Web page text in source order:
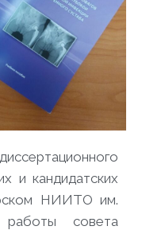
и кандидатских
НИИТО им.
совета